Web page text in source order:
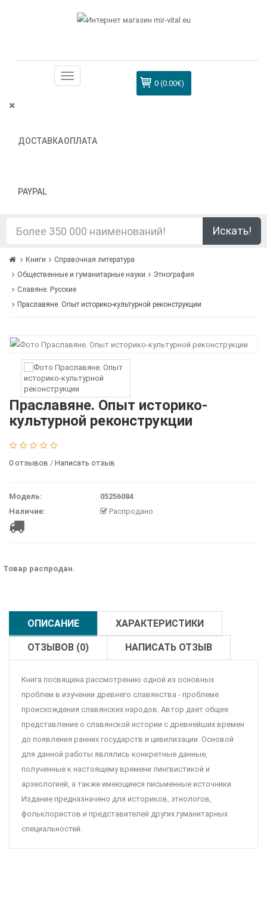
ДОСТАВКАОПЛАТА
PAYPAL
0 (0.00€)
Искать!
Книги
Справочная литература
Общественные и гуманитарные науки
Этнография
Славяне. Русские
Праславяне. Опыт историко-культурной реконструкции
Праславяне. Опыт историко-
культурной реконструкции
0 отзывов / Написать отзыв
Модель:
05256084
Наличие:
Распродано
Товар распродан.
ОПИСАНИЕ ХАРАКТЕРИСТИКИ
ОТЗЫВОВ (0) НАПИСАТЬ ОТЗЫВ
Книга посвящена рассмотрению одной из основных
проблем в изучении древнего славянства - проблеме
происхождения славянских народов. Автор дает общее
представление о славянской истории с древнейших времен
до появления ранних государств и цивилизации. Основой
для данной работы являлись конкретные данные,
полученные к настоящему времени лингвистикой и
археологией, а также имеющиеся письменные источники.
Издание предназначено для историков, этнологов,
фольклористов и представителей других гуманитарных
специальностей.